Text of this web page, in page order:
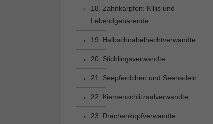
18. Zahnkarpfen: Killis und
Lebendgebärende
19. Halbschnabelhechtverwandte
20. Stichlingsverwandte
21. Seepferdchen und Seenadeln
22. Kiemenschlitzaalverwandte
23. Drachenkopfverwandte